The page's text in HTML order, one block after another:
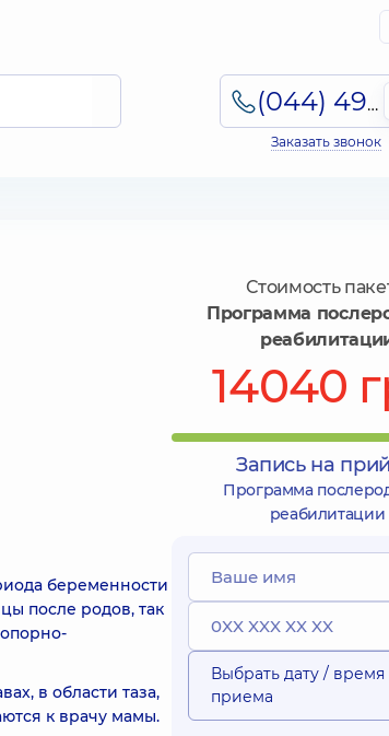
(044) 495-2-888
Заказать звонок
беременности
после родов, так
в области таза,
к врачу мамы.
Стоимость
Программа
14040
Запись на
Программа
реабилитации
Выбрать дату / время
приема